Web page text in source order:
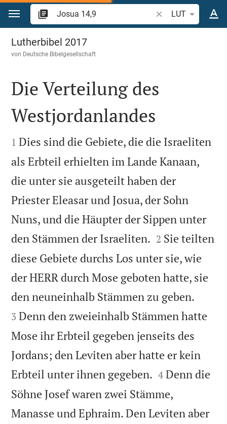
Zum Inhalt springen
Bibelstelle oder
LUT
Josua 14
Lutherbibel 2017
von Deutsche Bibelgesellschaft

Die Verteilung des
Westjordanlandes

1 Dies sind die Gebiete, die die Israeliten
als Erbteil erhielten im Lande Kanaan,
die unter sie ausgeteilt haben der
Priester Eleasar und Josua, der Sohn
Nuns, und die Häupter der Sippen unter
den Stämmen der Israeliten. 

2 Sie teilten
diese Gebiete durchs Los unter sie, wie
der HERR durch Mose geboten hatte, sie
den neuneinhalb Stämmen zu geben.
3 Denn den zweieinhalb Stämmen hatte
Mose ihr Erbteil gegeben jenseits des
Jordans; den Leviten aber hatte er kein
Erbteil unter ihnen gegeben. 

4 Denn die
Söhne Josef waren zwei Stämme,
Manasse und Ephraim. Den Leviten aber